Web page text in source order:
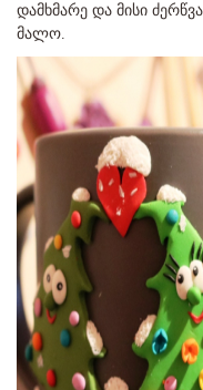
დამხმარე და მისი
მალო.